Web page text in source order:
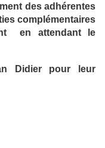
des adhérentes
complémentaires
en attendant le
Didier pour leur